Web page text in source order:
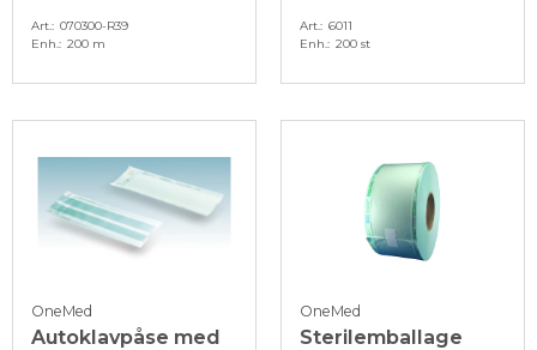
Art. 070300-R39
Enh. 200 m
Art. 6011
Enh. 200 st
OneMed
Autoklavpåse med
OneMed
Sterilemballage